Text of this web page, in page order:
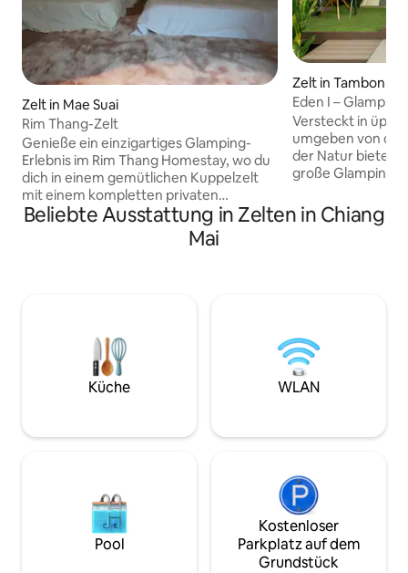
Zelt in Mae Suai
Rim Thang-Zelt
Genieße ein einzigartiges Glamping-
Erlebnis im Rim Thang Homestay, wo du
dich in einem gemütlichen Kuppelzelt
mit einem kompletten privaten
Badezimmer entspannen und dabei
einen atemberaubenden Panoramablick
auf die Stadt Mae Suai genießen kannst.
mit komfortabler Bettwäsche ✔️
Komplettes eigenes Badezimmer für
deinen Komfort ✔️ Atemberaubende
Aussicht auf die Stadt und die Berge
zum Entspannen
Zelt in Tambon Su
Eden I –
Versteckt in
umgeben von
der Natur bietet
große Glamping-
diejenigen, die
Mischung aus
dem zu
Beliebte Ausstattung in Zelten in Chiang
Mai
Küche WLAN
Pool
Kostenloser
Parkplatz auf dem
Grundstück